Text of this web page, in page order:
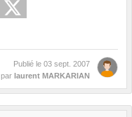
Publié le 03 sept. 2007
par laurent MARKARIAN